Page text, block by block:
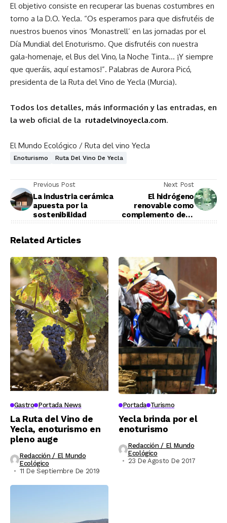
El objetivo consiste en recuperar las buenas costumbres en
torno a la D.O. Yecla. “Os esperamos para que disfrutéis de
nuestros buenos vinos ‘Monastrell’ en las jornadas por el
Día Mundial del Enoturismo. Que disfrutéis con nuestra
gala-homenaje, el Bus del Vino, la Noche Tinta… ¡Y siempre
que queráis, aquí estamos!”. Palabras de Aurora Picó,
presidenta de la Ruta del Vino de Yecla (Murcia).
Todos los detalles, más información y las entradas, en
la web oficial de la rutadelvinoyecla.com.
El Mundo Ecológico / Ruta del vino Yecla
Enoturismo Ruta Del Vino De Yecla
Previous Post
La industria cerámica
apuesta por la
sostenibilidad
Next Post
El hidrógeno
renovable como
complemento de la
Related Articles
Gastro Portada News
La Ruta del Vino de
Yecla, enoturismo en
pleno auge
Redacción / El Mundo
Ecológico
11 De Septiembre De 2019
Portada Turismo
Yecla brinda por el
enoturismo
Redacción / El Mundo
Ecológico
23 De Agosto De 2017